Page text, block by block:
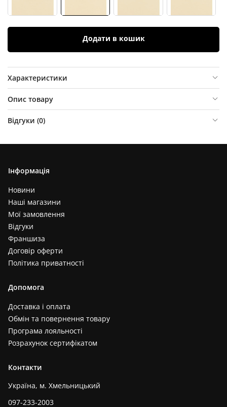
Додати в кошик
Характеристики
Опис товару
Відгуки (0)
Інформація
Новини
Наші магазини
Мої замовлення
Відгуки
Франшиза
Договір оферти
Політика приватності
Допомога
Доставка і оплата
Обмін та повернення товару
Програма лояльності
Розрахунок сертифікатом
Контакти
Україна, м. Хмельницький
097-233-2003